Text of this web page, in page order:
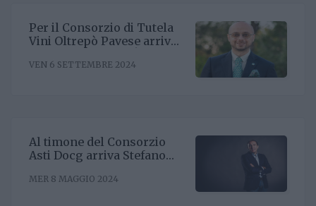
Per il Consorzio di Tutela
Vini Oltrepò Pavese arriva
Riccardo Binda
VEN 6 SETTEMBRE 2024
Al timone del Consorzio
Asti Docg arriva Stefano
sinergia associativa e far
MER 8 MAGGIO 2024